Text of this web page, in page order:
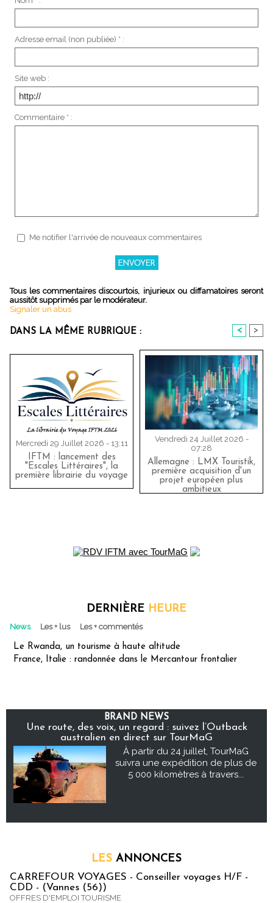
Adresse email (non publiée) * :
Site web :
Commentaire * :
Me notifier l'arrivée de nouveaux commentaires
Tous les commentaires discourtois, injurieux ou diffamatoires seront
aussitôt supprimés par le modérateur.
Signaler un abus
DANS LA MÊME RUBRIQUE : < >
Mercredi 29 Juillet 2026 - 13:11
IFTM : lancement des
"Escales Littéraires", la
première librairie du voyage
Vendredi 24 Juillet 2026 -
07:28
Allemagne : LMX Touristik,
première acquisition d'un
projet européen plus
ambitieux
DERNIÈRE HEURE
News Les + lus Les + commentés
Le Rwanda, un tourisme à haute altitude
France, Italie : randonnée dans le Mercantour frontalier
BRAND NEWS
Une route, des voix, un regard : suivez l’Outback
australien en direct sur TourMaG
À partir du 24 juillet, TourMaG
suivra une expédition de plus de
5 000 kilomètres à travers...
LES ANNONCES
CARREFOUR VOYAGES - Conseiller voyages H/F -
CDD - (Vannes (56))
OFFRES D'EMPLOI TOURISME